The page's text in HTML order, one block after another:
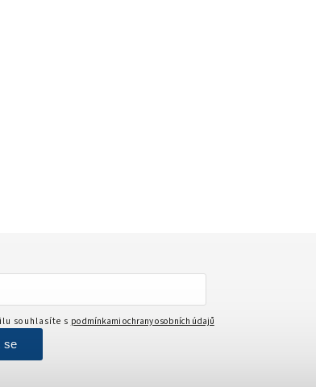
souhlasíte s podmínkami ochrany osobních údajů
se